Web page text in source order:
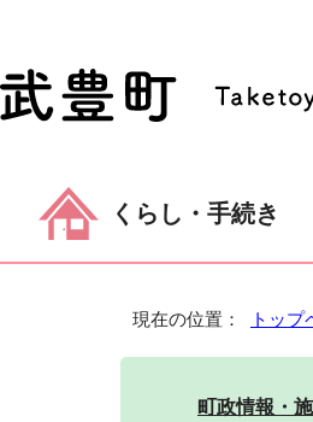
くらし・手続き
現在の位置： トップ
町政情報・